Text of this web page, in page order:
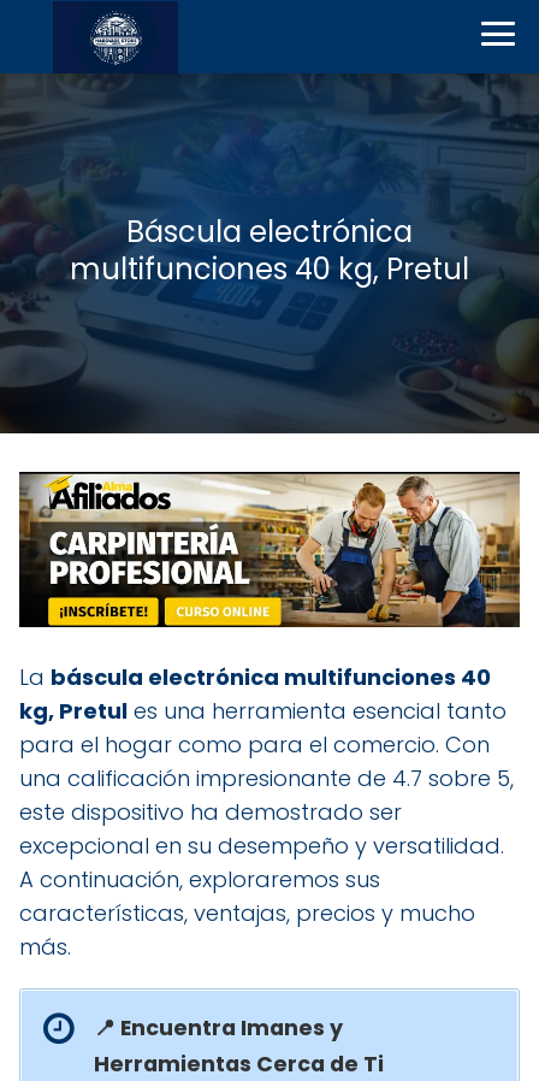
Báscula electrónica
multifunciones 40 kg, Pretul
La báscula electrónica multifunciones 40
kg, Pretul es una herramienta esencial tanto
para el hogar como para el comercio. Con
una calificación impresionante de 4.7 sobre 5,
este dispositivo ha demostrado ser
excepcional en su desempeño y versatilidad.
A continuación, exploraremos sus
características, ventajas, precios y mucho
más.
📍 Encuentra Imanes y
Herramientas Cerca de Ti